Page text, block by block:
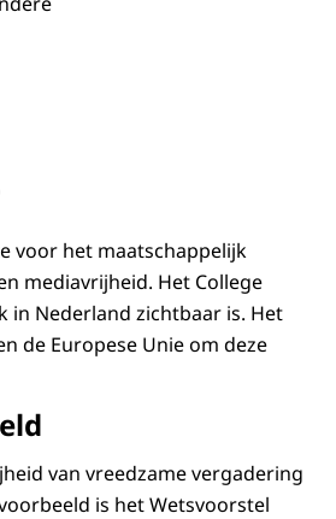
voor het maatschappelijk
mediavrijheid. Het College
in Nederland zichtbaar is. Het
de Europese Unie om deze
van vreedzame vergadering
is het Wetsvoorstel